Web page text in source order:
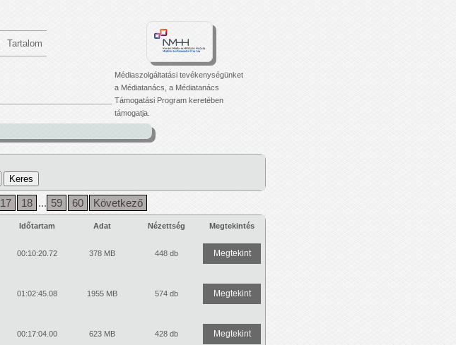
Tartalom
Médiaszolgáltatási tevékenységünket
a Médiatanács, a Médiatanács
Támogatási Program keretében
támogatja.
17 18 ... 59 60 Következő
Időtartam Adat Nézettség Megtekintés
00:10:20.72 378 MB 448 db Megtekint
01:02:45.08 1955 MB 574 db Megtekint
00:17:04.00 623 MB 428 db Megtekint